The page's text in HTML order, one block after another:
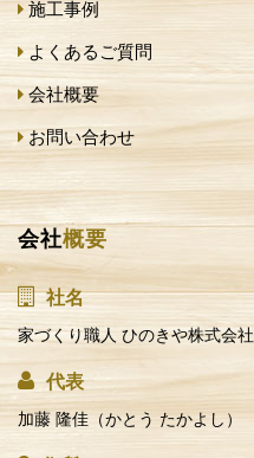
施工事例
よくあるご質問
会社概要
お問い合わせ
会社概要
社名
家づくり職人 ひのきや株式会社
代表
加藤 隆佳（かとう たかよし）